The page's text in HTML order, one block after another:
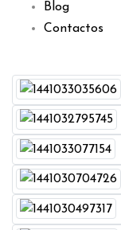
Blog
Contactos